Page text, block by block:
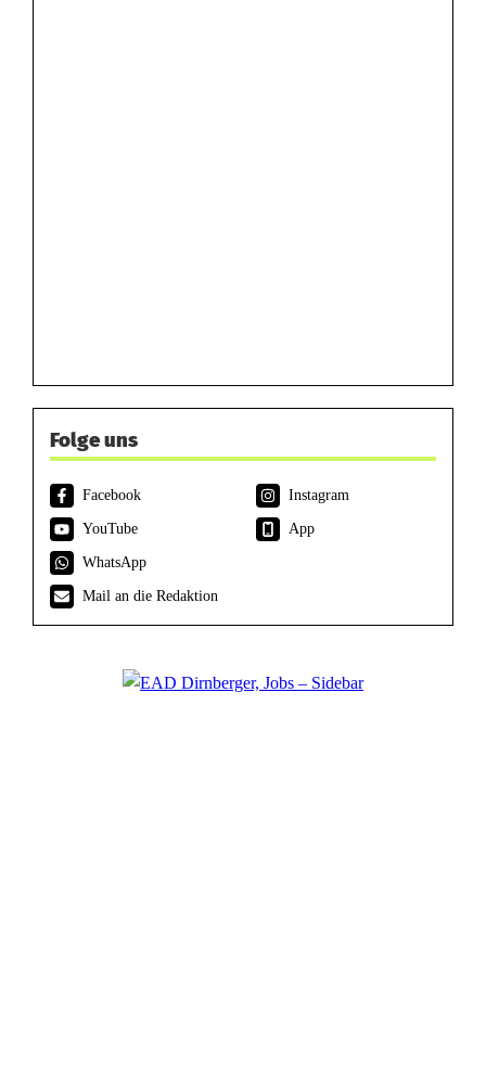
Folge uns
Facebook
Instagram
YouTube
App
WhatsApp
Mail an die Redaktion